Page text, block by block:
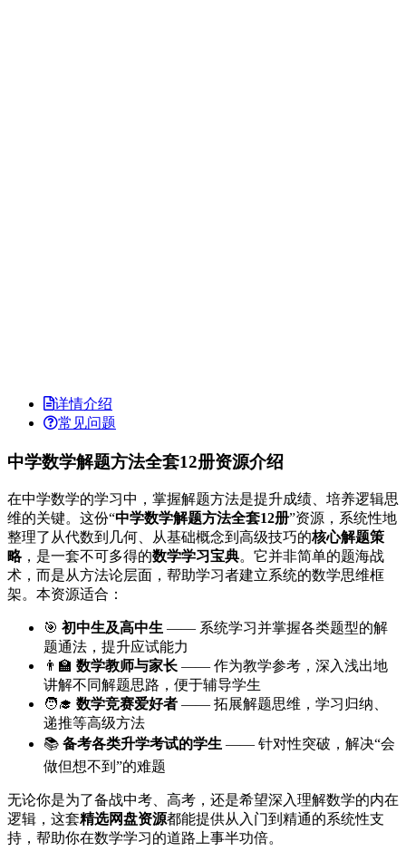
详情介绍
常见问题
中学数学解题方法全套12册资源介绍
在中学数学的学习中，掌握解题方法是提升成绩、培养逻辑思
维的关键。这份“中学数学解题方法全套12册”资源，系统性地
整理了从代数到几何、从基础概念到高级技巧的核心解题策
略，是一套不可多得的数学学习宝典。它并非简单的题海战
术，而是从方法论层面，帮助学习者建立系统的数学思维框
架。本资源适合：
🎯 初中生及高中生 —— 系统学习并掌握各类题型的解
题通法，提升应试能力
👨‍🏫 数学教师与家长 —— 作为教学参考，深入浅出地
讲解不同解题思路，便于辅导学生
🧑‍🎓 数学竞赛爱好者 —— 拓展解题思维，学习归纳、
递推等高级方法
📚 备考各类升学考试的学生 —— 针对性突破，解决“会
做但想不到”的难题
无论你是为了备战中考、高考，还是希望深入理解数学的内在
逻辑，这套精选网盘资源都能提供从入门到精通的系统性支
持，帮助你在数学学习的道路上事半功倍。